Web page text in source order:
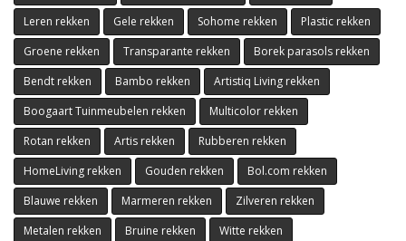
Leren rekken
Gele rekken Sohome rekken
Plastic rekken
Groene rekken
Transparante rekken
Borek parasols rekken
Bendt rekken
Bambo rekken
Artistiq Living rekken
Boogaart Tuinmeubelen rekken
Multicolor rekken
Rotan rekken
Artis rekken
Rubberen rekken
HomeLiving rekken
Gouden rekken
Bol.com rekken
Blauwe rekken
Marmeren rekken
Zilveren rekken
Metalen rekken
Bruine rekken
Witte rekken